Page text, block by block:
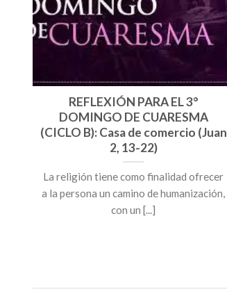
REFLEXIÓN PARA EL 3°
DOMINGO DE CUARESMA
(CICLO B): Casa de comercio (Juan
2, 13-22)
La religión tiene como finalidad ofrecer
a la persona un camino de humanización,
con un [...]